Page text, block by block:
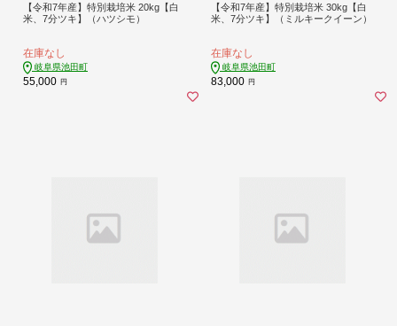
【令和7年産】特別栽培米 20kg【白
米、7分ツキ】（ハツシモ）
在庫なし
岐阜県池田町
55,000 円
【令和7年産】特別栽培米 30kg【白
米、7分ツキ】（ミルキークイーン）
在庫なし
岐阜県池田町
83,000 円